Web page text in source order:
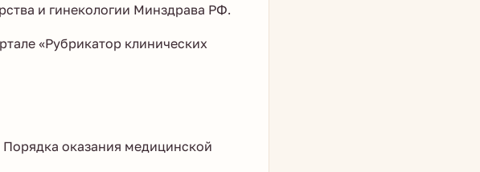
и гинекологии Минздрава РФ.
«Рубрикатор клинических
оказания медицинской